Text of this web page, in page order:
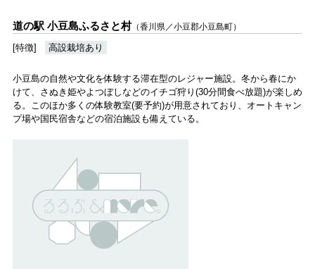
道の駅 小豆島ふるさと村（香川県／小豆郡小豆島町）
[特徴] 高設栽培あり
小豆島の自然や文化を体験する滞在型のレジャー施設。冬から春にか
けて、さぬき姫やよつぼしなどのイチゴ狩り(30分間食べ放題)が楽しめ
る。このほか多くの体験教室(要予約)が用意されており、オートキャン
プ場や国民宿舎などの宿泊施設も備えている。